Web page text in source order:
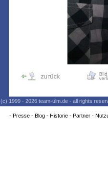
(c) 1999 - 2026 team-ulm.de - all rights
- Presse- Blog- Historie- Partner-